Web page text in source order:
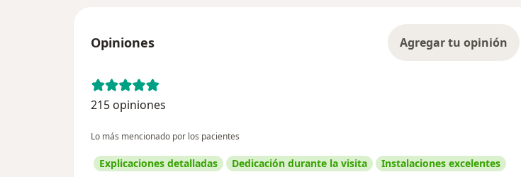
Opiniones Agregar tu opinión
215 opiniones
Lo más mencionado por los pacientes
Explicaciones detalladas Dedicación durante la visita Instalaciones excelentes